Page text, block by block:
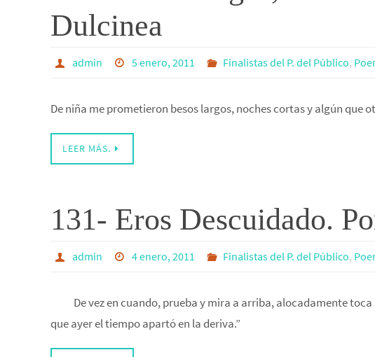
Dulcinea
admin 5 enero, 2011 Finalistas del P. del Público,
De niña me prometieron besos largos, noches cortas y algún que
LEER MÁS.
131- Eros Descuidado.
admin 4 enero, 2011 Finalistas del P. del Público,
De vez en cuando, prueba y mira a arriba, alocadamente toca
que ayer el tiempo apartó en la deriva.”